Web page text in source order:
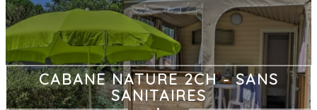
CABANE NATURE 2CH - SANS
SANITAIRES